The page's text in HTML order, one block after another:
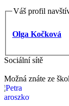
Váš profil
Olga Kočková
Sociální sítě
Možná znáte ze